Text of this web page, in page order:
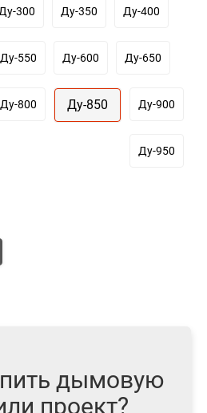
Ду-300 Ду-350 Ду-400
Ду-550 Ду-600 Ду-650
Ду-800 Ду-850 Ду-900
Ду-950
дымовую
проект?